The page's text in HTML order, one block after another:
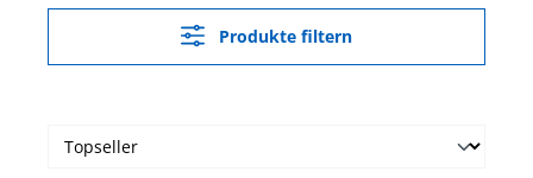
Produkte filtern